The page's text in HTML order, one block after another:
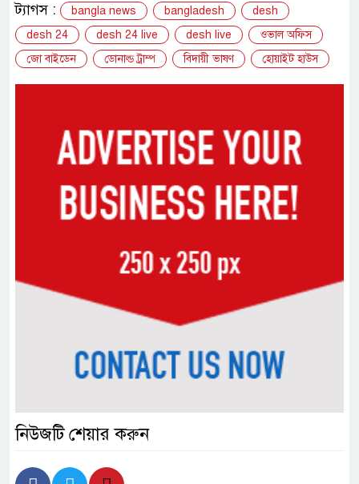
ট্যাগস : bangla news bangladesh
desh
desh 24
desh 24 live desh live
ওভাল অফিস
জো বাইডেন
ডোনাল্ড ট্রাম্প বিদায়ী ভাষণ হোয়াইট হাউস
নিউজটি শেয়ার করুন